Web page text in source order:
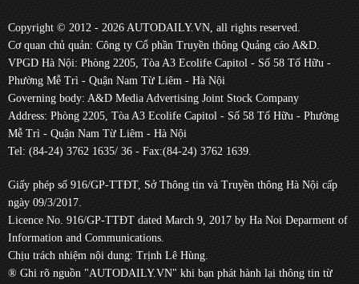
Copyright © 2012 - 2026 AUTODAILY.VN, all rights reserved.
Cơ quan chủ quản: Công ty Cổ phần Truyền thông Quảng cáo A&D.
VPGD Hà Nội: Phòng 2205, Tòa A3 Ecolife Capitol - Số 58 Tố Hữu -
Phường Mễ Trì - Quận Nam Từ Liêm - Hà Nội
Governing body: A&D Media Advertising Joint Stock Company
Address: Phòng 2205, Tòa A3 Ecolife Capitol - Số 58 Tố Hữu - Phường
Mễ Trì - Quận Nam Từ Liêm - Hà Nội
Tel: (84-24) 3762 1635/ 36 - Fax:(84-24) 3762 1639.
Giấy phép số 916/GP-TTĐT, Sở Thông tin và Truyền thông Hà Nội cấp
ngày 09/3/2017.
Licence No. 916/GP-TTĐT dated March 9, 2017 by Ha Noi Deparment of
Information and Communications.
Chịu trách nhiệm nội dung: Trịnh Lê Hùng.
® Ghi rõ nguồn "AUTODAILY.VN" khi bạn phát hành lại thông tin từ